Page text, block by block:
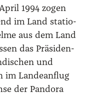
1994 zogen
im Land sta­tio­
aus dem Land
das Prä­si­den­
und
im Lan­de­an­flug
der Pan­do­ra